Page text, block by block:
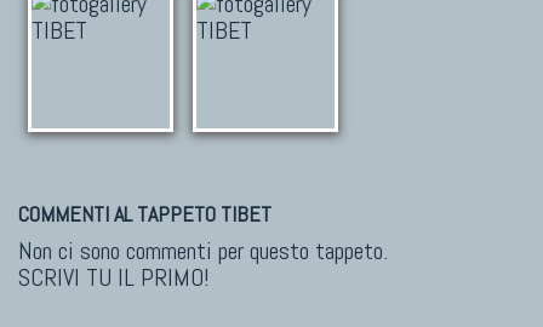
COMMENTI AL TAPPETO TIBET
Non ci sono commenti per questo tappeto.
SCRIVI TU IL PRIMO!